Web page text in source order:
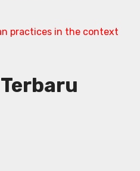
practices in the context